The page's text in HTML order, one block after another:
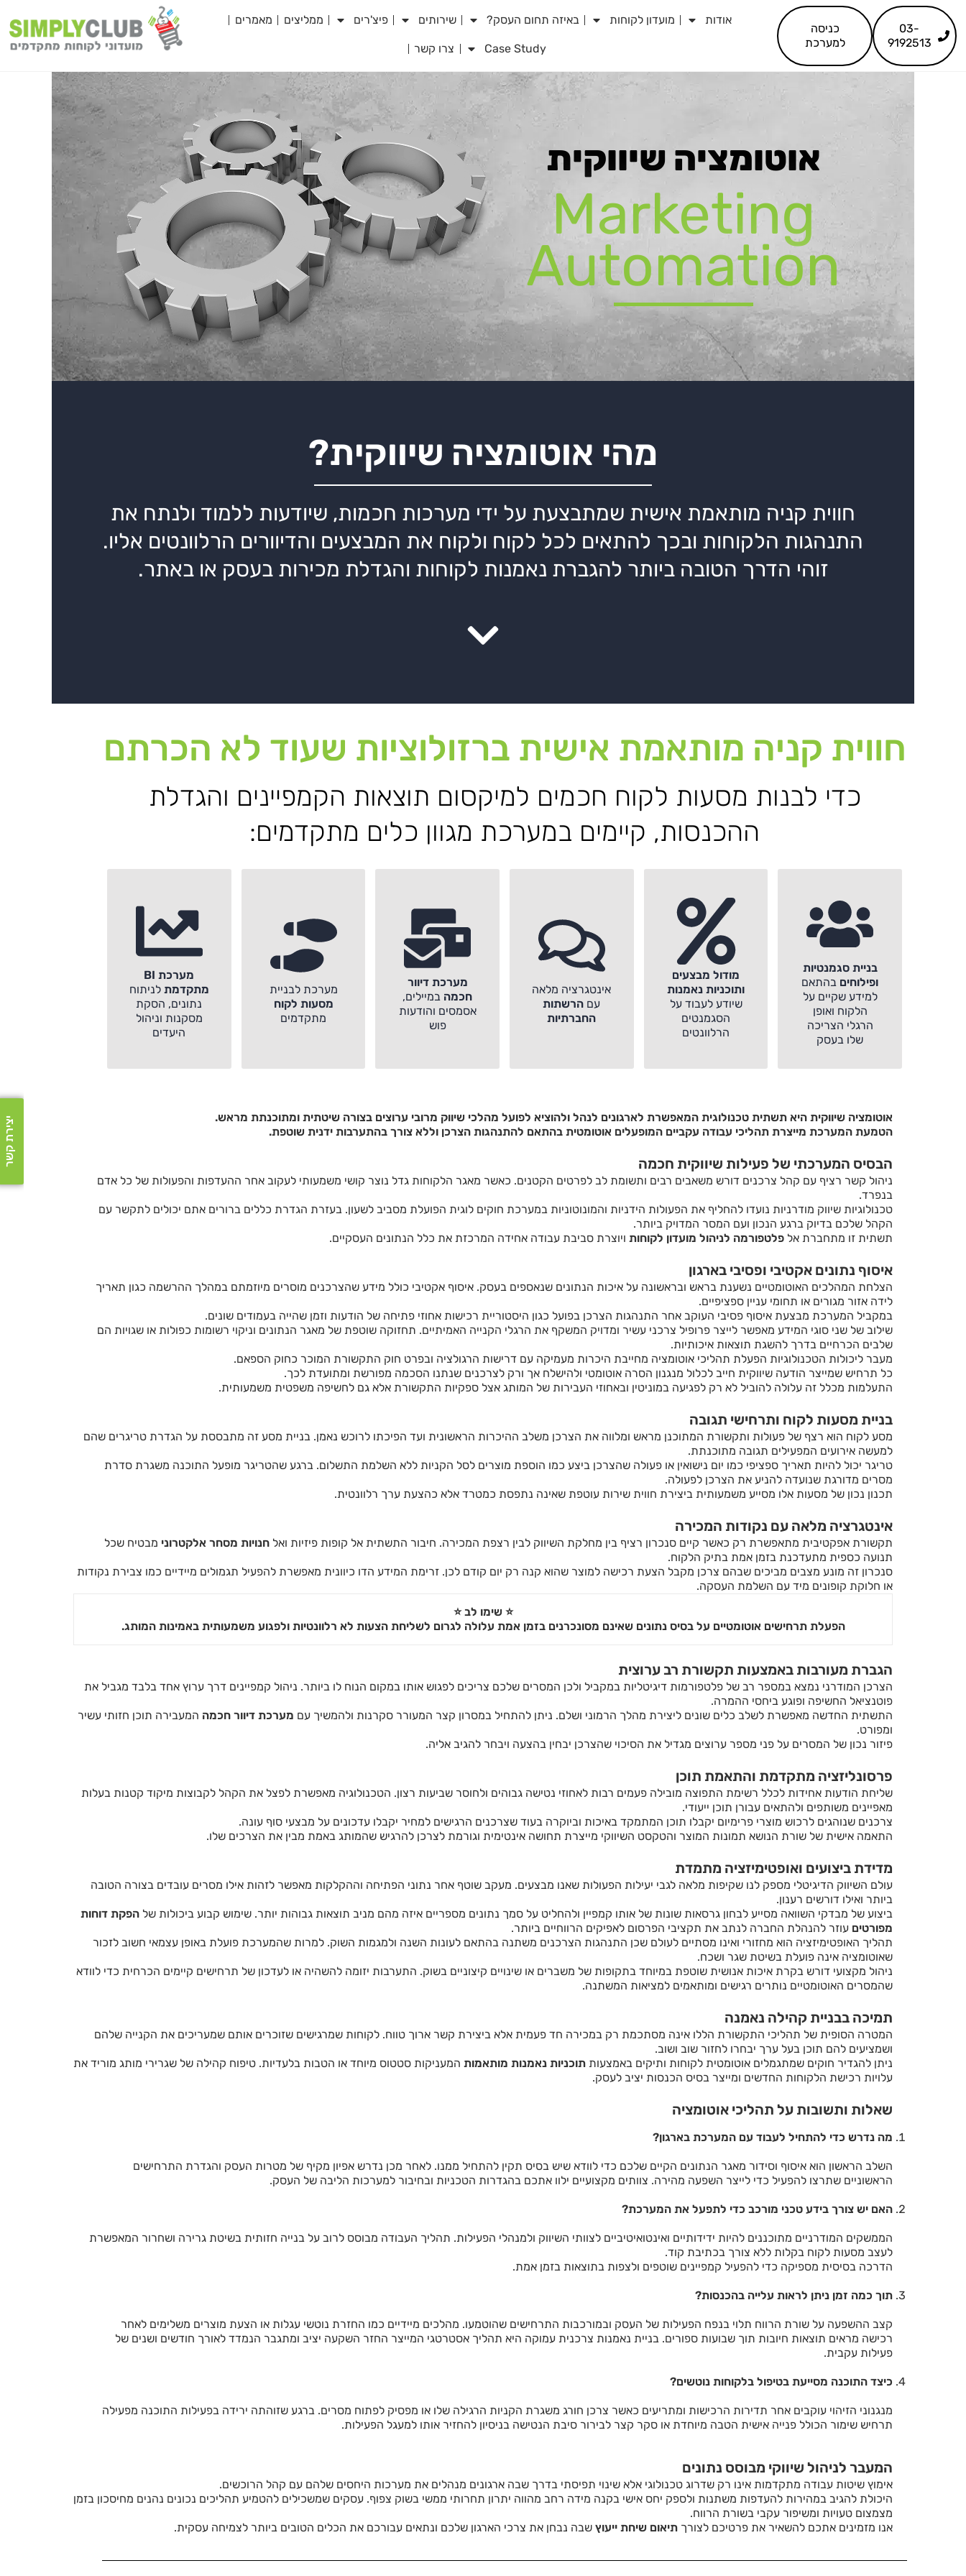
03-
9192513
כניסה
למערכת
אודות מועדון לקוחות באיזה תחום העסק? שירותים פיצ'רים ממליצים מאמרים
Case Study צרו קשר
אוטומציה שיווקית
Marketing
Automation
מהי אוטומציה שיווקית?
חווית קניה מותאמת אישית שמתבצעת על ידי מערכות חכמות, שיודעות ללמוד ולנתח את
התנהגות הלקוחות ובכך להתאים לכל לקוח ולקוח את המבצעים והדיוורים הרלוונטים אליו.
זוהי הדרך הטובה ביותר להגברת נאמנות לקוחות והגדלת מכירות בעסק או באתר.
חווית קניה מותאמת אישית ברזולוציות שעוד לא הכרתם
כדי לבנות מסעות לקוח חכמים למיקסום תוצאות הקמפיינים והגדלת
ההכנסות, קיימים במערכת מגוון כלים מתקדמים:
בניית סגמנטיות
ופילוחים בהתאם
למידע שקיים על
הלקוח ואופן
הרגלי הצריכה
שלו בעסק
מודול מבצעים
ותוכניות נאמנות
שיודע לעבוד על
הסגמנטים
הרלוונטים
אינטגרציה מלאה
עם הרשתות
החברתיות
מערכת דיוור
חכמה במיילים,
אסמסים והודעות
פוש
מערכת לבניית
מסעות לקוח
מתקדמים
מערכת BI
מתקדמת לניתוח
נתונים, הסקת
מסקנות וניהול
היעדים
אוטומציה שיווקית היא תשתית טכנולוגית המאפשרת לארגונים לנהל ולהוציא לפועל מהלכי שיווק מרובי ערוצים בצורה שיטתית ומתוכנתת מראש.
הטמעת המערכת מייצרת תהליכי עבודה עקביים המופעלים אוטומטית בהתאם להתנהגות הצרכן וללא צורך בהתערבות ידנית שוטפת.
הבסיס המערכתי של פעילות שיווקית חכמה
ניהול קשר רציף עם קהל צרכנים דורש משאבים רבים ותשומת לב לפרטים הקטנים. כאשר מאגר הלקוחות גדל נוצר קושי משמעותי לעקוב אחר ההעדפות והפעולות של כל אדם
בנפרד.
טכנולוגיות שיווק מודרניות נועדו להחליף את הפעולות הידניות והמונוטוניות במערכת חוקים לוגית הפועלת מסביב לשעון. בעזרת הגדרת כללים ברורים אתם יכולים לתקשר עם
הקהל שלכם בדיוק ברגע הנכון ועם המסר המדויק ביותר.
תשתית זו מתחברת אל פלטפורמה לניהול מועדון לקוחות ויוצרת סביבת עבודה אחידה המרכזת את כלל הנתונים העסקיים.
איסוף נתונים אקטיבי ופסיבי בארגון
הצלחת המהלכים האוטומטיים נשענת בראש ובראשונה על איכות הנתונים שנאספים בעסק. איסוף אקטיבי כולל מידע שהצרכנים מוסרים מיוזמתם במהלך ההרשמה כגון תאריך
לידה אזור מגורים או תחומי עניין ספציפיים.
במקביל המערכת מבצעת איסוף פסיבי העוקב אחר התנהגות הצרכן בפועל כגון היסטוריית רכישות אחוזי פתיחה של הודעות וזמן שהייה בעמודים שונים.
שילוב של שני סוגי המידע מאפשר לייצר פרופיל צרכני עשיר ומדויק המשקף את הרגלי הקנייה האמיתיים. תחזוקה שוטפת של מאגר הנתונים וניקוי רשומות כפולות או שגויות הם
שלבים הכרחיים בדרך להשגת תוצאות איכותיות.
מעבר ליכולות הטכנולוגיות הפעלת תהליכי אוטומציה מחייבת היכרות מעמיקה עם דרישות הרגולציה ובפרט חוק התקשורת המוכר כחוק הספאם.
כל תרחיש שמייצר הודעה שיווקית חייב לכלול מנגנון הסרה אוטומטי ולהישלח אך ורק לצרכנים שנתנו הסכמה מפורשת ומתועדת לכך.
התעלמות מכלל זה עלולה להוביל לא רק לפגיעה במוניטין ובאחוזי העבירות של המותג אצל ספקיות התקשורת אלא גם לחשיפה משפטית משמעותית.
בניית מסעות לקוח ותרחישי תגובה
מסע לקוח הוא רצף של פעולות ותקשורת המתוכנן מראש ומלווה את הצרכן משלב ההיכרות הראשונית ועד הפיכתו לרוכש נאמן. בניית מסע זה מתבססת על הגדרת טריגרים שהם
למעשה אירועים המפעילים תגובה מתוכנתת.
טריגר יכול להיות תאריך ספציפי כמו יום נישואין או פעולה שהצרכן ביצע כמו הוספת מוצרים לסל הקניות ללא השלמת התשלום. ברגע שהטריגר מופעל התוכנה משגרת סדרת
מסרים מדורגת שנועדה להניע את הצרכן לפעולה.
תכנון נכון של מסעות אלו מסייע משמעותית ביצירת חווית שירות עוטפת שאינה נתפסת כמטרד אלא כהצעת ערך רלוונטית.
אינטגרציה מלאה עם נקודות המכירה
תקשורת אפקטיבית מתאפשרת רק כאשר קיים סנכרון רציף בין מחלקת השיווק לבין רצפת המכירה. חיבור התשתית אל קופות פיזיות ואל חנויות מסחר אלקטרוני מבטיח שכל
תנועה כספית מתעדכנת בזמן אמת בתיק הלקוח.
סנכרון זה מונע מצבים מביכים שבהם צרכן מקבל הצעת רכישה למוצר שהוא קנה רק יום קודם לכן. זרימת המידע הדו כיוונית מאפשרת להפעיל תגמולים מיידיים כמו צבירת נקודות
או חלוקת קופונים מיד עם השלמת העסקה.
⭐ שימו לב ⭐
הפעלת תרחישים אוטומטיים על בסיס נתונים שאינם מסונכרנים בזמן אמת עלולה לגרום לשליחת הצעות לא רלוונטיות ולפגוע משמעותית באמינות המותג.
הגברת מעורבות באמצעות תקשורת רב ערוצית
הצרכן המודרני נמצא במספר רב של פלטפורמות דיגיטליות במקביל ולכן המסרים שלכם צריכים לפגוש אותו במקום הנוח לו ביותר. ניהול קמפיינים דרך ערוץ אחד בלבד מגביל את
פוטנציאל החשיפה ופוגע ביחסי ההמרה.
התשתית החדשה מאפשרת לשלב כלים שונים ליצירת מהלך הרמוני ושלם. ניתן להתחיל במסרון קצר המעורר סקרנות ולהמשיך עם מערכת דיוור חכמה המעבירה תוכן חזותי עשיר
ומפורט.
פיזור נכון של המסרים על פני מספר ערוצים מגדיל את הסיכוי שהצרכן יבחין בהצעה ויבחר להגיב אליה.
פרסונליזציה מתקדמת והתאמת תוכן
שליחת הודעות אחידות לכלל רשימת התפוצה מובילה פעמים רבות לאחוזי נטישה גבוהים ולחוסר שביעות רצון. הטכנולוגיה מאפשרת לפצל את הקהל לקבוצות מיקוד קטנות בעלות
מאפיינים משותפים ולהתאים עבורן תוכן ייעודי.
צרכנים שנוהגים לרכוש מוצרי פרימיום יקבלו תוכן המתמקד באיכות וביוקרה בעוד שצרכנים הרגישים למחיר יקבלו עדכונים על מבצעי סוף עונה.
התאמה אישית של שורת הנושא תמונות המוצר והטקסט השיווקי מייצרת תחושה אינטימית וגורמת לצרכן להרגיש שהמותג באמת מבין את הצרכים שלו.
מדידת ביצועים ואופטימיזציה מתמדת
עולם השיווק הדיגיטלי מספק לנו שקיפות מלאה לגבי יעילות הפעולות שאנו מבצעים. מעקב שוטף אחר נתוני הפתיחה וההקלקות מאפשר לזהות אילו מסרים עובדים בצורה הטובה
ביותר ואילו דורשים רענון.
ביצוע של מבדקי השוואה מסייע לבחון גרסאות שונות של אותו קמפיין ולהחליט על סמך נתונים מספריים איזה מהם מניב תוצאות גבוהות יותר. שימוש קבוע ביכולות של הפקת דוחות
מפורטים עוזר להנהלת החברה לנתב את תקציבי הפרסום לאפיקים הרווחיים ביותר.
תהליך האופטימיזציה הוא מחזורי ואינו מסתיים לעולם שכן התנהגות הצרכנים משתנה בהתאם לעונות השנה ולמגמות השוק. למרות שהמערכת פועלת באופן עצמאי חשוב לזכור
שאוטומציה אינה פועלת בשיטת שגר ושכח.
ניהול מקצועי דורש בקרת איכות אנושית שוטפת במיוחד בתקופות של משברים או שינויים קיצוניים בשוק. התערבות יזומה להשהיה או לעדכון של תרחישים קיימים הכרחית כדי לוודא
שהמסרים האוטומטיים נותרים רגישים ומותאמים למציאות המשתנה.
תמיכה בבניית קהילה נאמנה
המטרה הסופית של תהליכי התקשורת הללו אינה מסתכמת רק במכירה חד פעמית אלא ביצירת קשר ארוך טווח. לקוחות שמרגישים שזוכרים אותם שמעריכים את הקנייה שלהם
ושמציעים להם תוכן בעל ערך יבחרו לחזור שוב ושוב.
ניתן להגדיר חוקים שמתגמלים אוטומטית לקוחות ותיקים באמצעות תוכניות נאמנות מותאמות המעניקות סטטוס מיוחד או הטבות בלעדיות. טיפוח קהילה של שגרירי מותג מוריד את
עלויות רכישת הלקוחות החדשים ומייצר בסיס הכנסות יציב לעסק.
שאלות ותשובות על תהליכי אוטומציה
מה נדרש כדי להתחיל לעבוד עם המערכת בארגון?
השלב הראשון הוא איסוף וסידור מאגר הנתונים הקיים שלכם כדי לוודא שיש בסיס תקין להתחיל ממנו. לאחר מכן נדרש אפיון מקיף של מטרות העסק והגדרת התרחישים
הראשוניים שתרצו להפעיל כדי לייצר השפעה מהירה. צוותים מקצועיים ילוו אתכם בהגדרות הטכניות ובחיבור למערכות הליבה של העסק.
האם יש צורך בידע טכני מורכב כדי לתפעל את המערכת?
הממשקים המודרניים מתוכננים להיות ידידותיים ואינטואיטיביים לצוותי השיווק ולמנהלי הפעילות. תהליך העבודה מבוסס לרוב על בנייה חזותית בשיטת גרירה ושחרור המאפשרת
לעצב מסעות לקוח בקלות ללא צורך בכתיבת קוד.
הדרכה בסיסית מספיקה כדי להפעיל קמפיינים שוטפים ולצפות בתוצאות בזמן אמת.
תוך כמה זמן ניתן לראות עלייה בהכנסות?
קצב ההשפעה על שורת הרווח תלוי בנפח הפעילות של העסק ובמורכבות התרחישים שהוטמעו. מהלכים מיידיים כמו החזרת נוטשי עגלות או הצעת מוצרים משלימים לאחר
רכישה מראים תוצאות חיובות תוך שבועות ספורים. בניית נאמנות צרכנית עמוקה היא תהליך אסטרטגי המייצר החזר השקעה יציב ומתגבר הנמדד לאורך חודשים ושנים של
פעילות עקבית.
כיצד התוכנה מסייעת בטיפול בלקוחות נוטשים?
מנגנוני הזיהוי עוקבים אחר תדירות הרכישות ומתריעים כאשר צרכן חורג משגרת הקניות הרגילה שלו או מפסיק לפתוח מסרים. ברגע שזוהתה ירידה בפעילות התוכנה מפעילה
תרחיש שימור הכולל פנייה אישית הטבה מיוחדת או סקר קצר לבירור סיבת הנטישה בניסיון להחזיר אותו למעגל הפעילות.
המעבר לניהול שיווקי מבוסס נתונים
אימוץ שיטות עבודה מתקדמות אינו רק שדרוג טכנולוגי אלא שינוי תפיסתי בדרך שבה ארגונים מנהלים את מערכות היחסים שלהם עם קהל הרוכשים.
היכולת להגיב במהירות להעדפות משתנות ולספק יחס אישי בקנה מידה רחב מהווה יתרון תחרותי ממשי בשוק צפוף. עסקים שמשכילים להטמיע תהליכים נכונים נהנים מחיסכון בזמן
מצמצום טעויות ומשיפור עקבי בשורת הרווח.
אנו מזמינים אתכם להשאיר את פרטיכם לצורך תיאום שיחת ייעוץ שבה נבחן את צרכי הארגון שלכם ונתאים עבורכם את הכלים הטובים ביותר לצמיחה עסקית.
יצירת קשר